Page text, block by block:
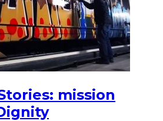
mission